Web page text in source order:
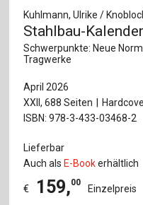
Kuhlmann, Ulrike /
Stahlbau-
Schwerpunkte: Neue
Tragwerke
April 2026
XXII, 688 Seiten
ISBN: 978-3-433-03468-2
Lieferbar
Auch alsE-Bookerhältlich
€ 159,00
Einzelpreis